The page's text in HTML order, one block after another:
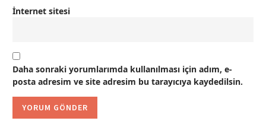
İnternet sitesi
Daha sonraki yorumlarımda kullanılması için adım, e-
posta adresim ve site adresim bu tarayıcıya kaydedilsin.